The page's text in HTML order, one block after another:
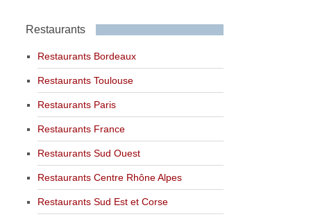
Restaurants
Restaurants Bordeaux
Restaurants Toulouse
Restaurants Paris
Restaurants France
Restaurants Sud Ouest
Restaurants Centre Rhône Alpes
Restaurants Sud Est et Corse